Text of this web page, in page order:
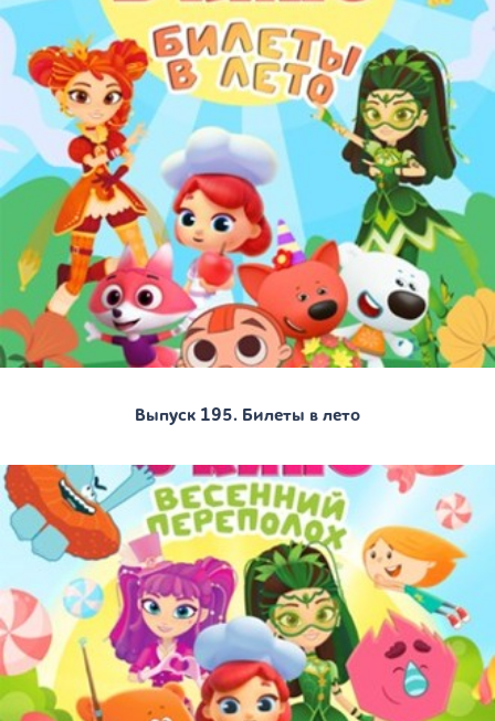
Выпуск 195. Билеты в лето